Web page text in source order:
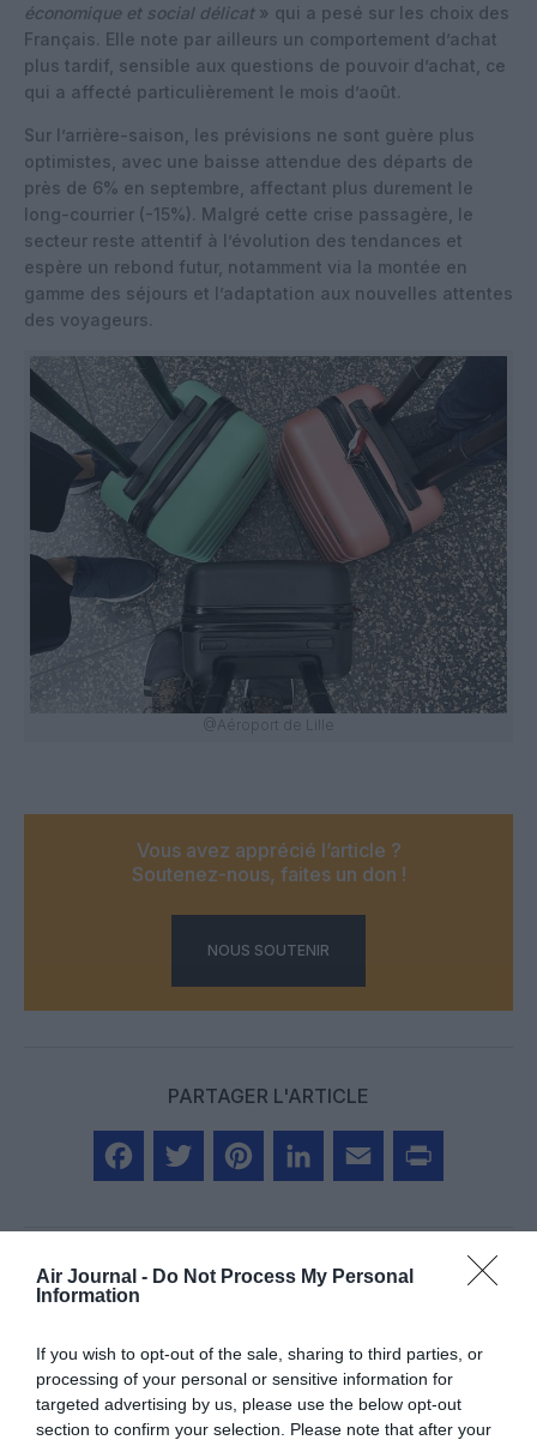
Air Journal - Do Not Process My Personal
Information
If you wish to opt-out of the sale, sharing to third parties, or
processing of your personal or sensitive information for
targeted advertising by us, please use the below opt-out
section to confirm your selection. Please note that after your
économique et social délicat » qui a pesé sur les choix des
Français. Elle note par ailleurs un comportement d’achat
plus tardif, sensible aux questions de pouvoir d’achat, ce
qui a affecté particulièrement le mois d’août.
Sur l’arrière-saison, les prévisions ne sont guère plus
optimistes, avec une baisse attendue des départs de
près de 6% en septembre, affectant plus durement le
long-courrier (-15%). Malgré cette crise passagère, le
secteur reste attentif à l’évolution des tendances et
espère un rebond futur, notamment via la montée en
gamme des séjours et l’adaptation aux nouvelles attentes
des voyageurs.
@Aéroport de Lille
Vous avez apprécié l’article ?
Soutenez-nous, faites un don !
NOUS SOUTENIR
PARTAGER L'ARTICLE
LAISSER UN COMMENTAIRE